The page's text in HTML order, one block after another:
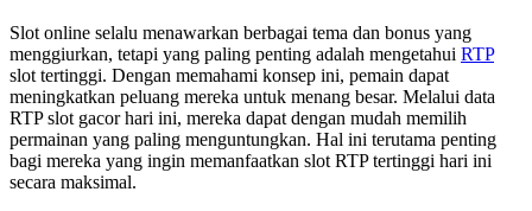
Slot online selalu menawarkan berbagai tema dan bonus yang
menggiurkan, tetapi yang paling penting adalah mengetahui RTP
slot tertinggi. Dengan memahami konsep ini, pemain dapat
meningkatkan peluang mereka untuk menang besar. Melalui data
RTP slot gacor hari ini, mereka dapat dengan mudah memilih
permainan yang paling menguntungkan. Hal ini terutama penting
bagi mereka yang ingin memanfaatkan slot RTP tertinggi hari ini
secara maksimal.